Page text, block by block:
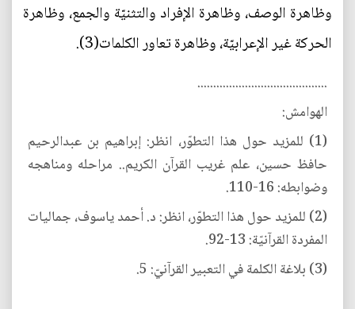
وظاهرة الوصف، وظاهرة الإفراد والتثنيّة والجمع، وظاهرة
الحركة غير الإعرابيّة، وظاهرة تعاور الكلمات(3).
.........................................
الهوامش:
(1) للمزيد حول هذا التطوّر، انظر: إبراهيم بن عبدالرحيم
حافظ حسين، علم غريب القرآن الكريم.. مراحله ومناهجه
وضوابطه: 16-110.
(2) للمزيد حول هذا التطوّر، انظر: د. أحمد ياسوف، جماليات
المفردة القرآنيّة: 13-92.
(3) بلاغة الكلمة في التعبير القرآنيّ: 5.